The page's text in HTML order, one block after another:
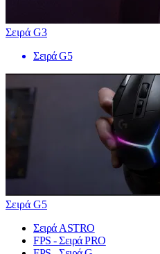
Σειρά G3
Σειρά G5
Σειρά G5
Σειρά ASTRO
FPS - Σειρά PRO